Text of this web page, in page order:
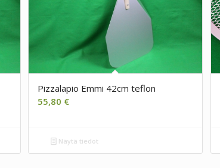
Pizzalapio Emmi 42cm teflon
55,80 €
Näytä tiedot